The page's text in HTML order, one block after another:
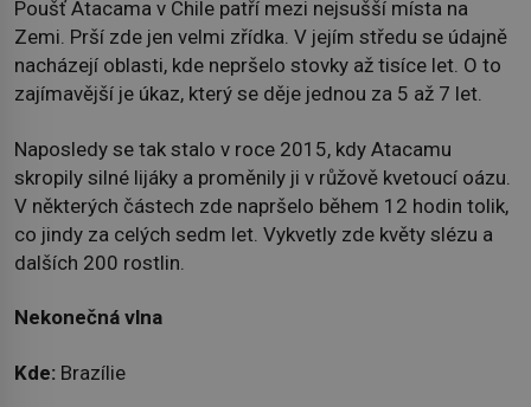
Poušť Atacama v Chile patří mezi nejsušší místa na
Zemi. Prší zde jen velmi zřídka. V jejím středu se údajně
nacházejí oblasti, kde nepršelo stovky až tisíce let. O to
zajímavější je úkaz, který se děje jednou za 5 až 7 let.
Naposledy se tak stalo v roce 2015, kdy Atacamu
skropily silné lijáky a proměnily ji v růžově kvetoucí oázu.
V některých částech zde napršelo během 12 hodin tolik,
co jindy za celých sedm let. Vykvetly zde květy slézu a
dalších 200 rostlin.
Nekonečná vlna
Kde: Brazílie